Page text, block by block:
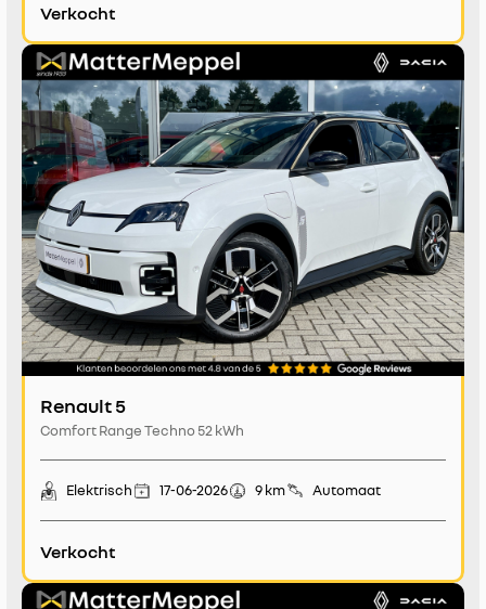
Verkocht
Renault 5
Comfort Range Techno 52 kWh
Elektrisch 17-06-2026 9 km Automaat
Verkocht